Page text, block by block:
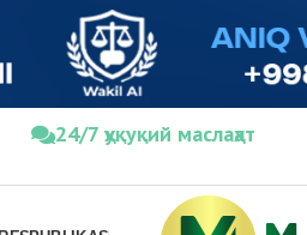
24/7 ҳуқуқий маслаҳат